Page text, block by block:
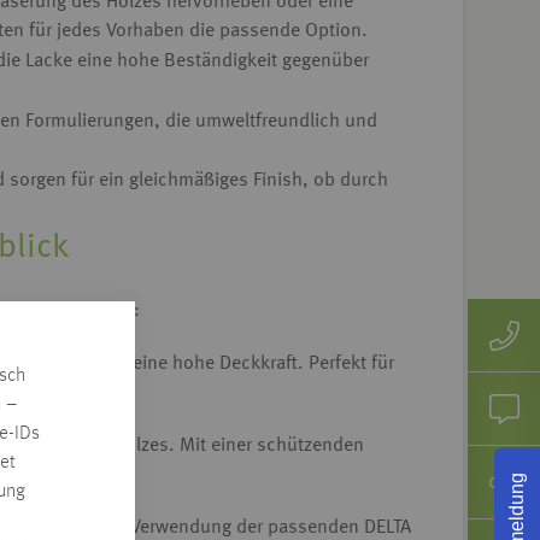
–
IDs
für jedes Vorhaben die passende Option.
Lacke eine hohe Beständigkeit gegenüber
Formulierungen, die umweltfreundlich und
für ein gleichmäßiges Finish, ob durch
und Lasuren:
Farbtiefe und eine hohe Deckkraft. Perfekt für
gefragt ist.
des Holzes. Mit einer schützenden
wir die Verwendung der passenden DELTA